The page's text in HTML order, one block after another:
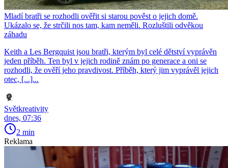
Mladí bratři se rozhodli ověřit si starou pověst o jejich domě.
Ukázalo se, že strčili nos tam, kam neměli. Rozluštili odvěkou
záhadu
Keith a Les Bergquist jsou bratři, kterým byl celé dětství vyprávěn
jeden příběh. Ten byl v jejich rodině znám po generace a oni se
rozhodli, že ověří jeho pravdivost. Příběh, který jim vyprávěl jejich
otec, [...]...
Světkreativity
dnes, 07:36
2 min
Reklama